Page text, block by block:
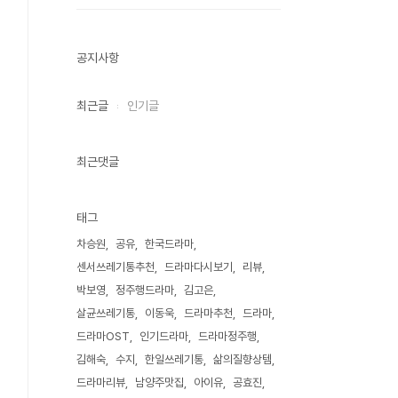
공지사항
최근글 인기글
최근댓글
태그
차승원 공유
한국드라마
센서쓰레기통추천
드라마다시보기
리뷰
박보영
정주행드라마
김고은
살균쓰레기통
이동욱 드라마추천
드라마
드라마OST
인기드라마
드라마정주행
김해숙
수지 한일쓰레기통
삶의질향상템
드라마리뷰
남양주맛집 아이유 공효진